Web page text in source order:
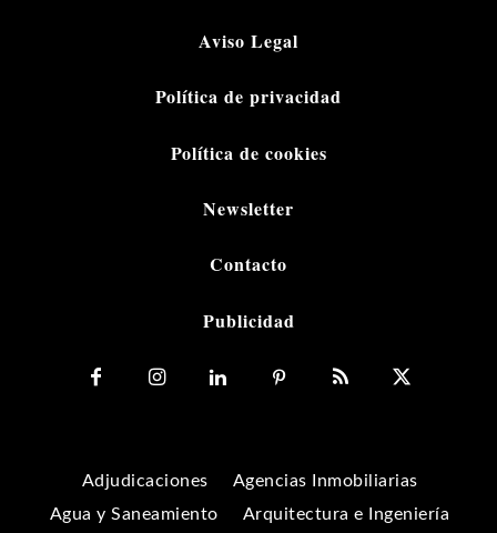
Aviso Legal
Política de privacidad
Política de cookies
Newsletter
Contacto
Publicidad
Adjudicaciones
Agencias Inmobiliarias
Agua y Saneamiento
Arquitectura e Ingeniería